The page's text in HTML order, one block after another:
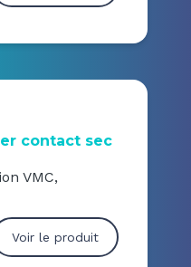
contact sec
VMC,
Voir le produit